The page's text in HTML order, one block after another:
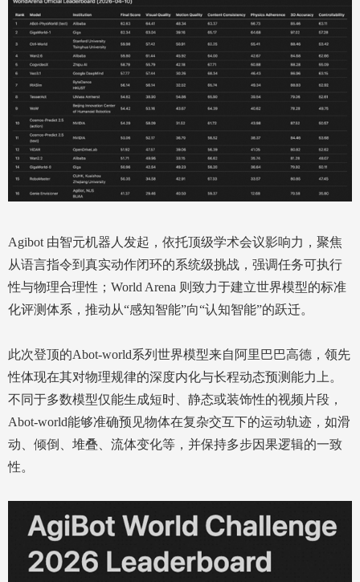
Agibot 由智元机器人发起，依托顶级学术会议影响力，聚焦
从语言指令到真实动作闭环的系统级挑战，强调任务可执行
性与物理合理性；World Arena 则致力于建立世界模型的标准
化评测体系，推动从“感知智能”向“认知智能”的跃迁。
此次登顶的Abot-world系列世界模型来自阿里巴巴高德，领先
性体现在其对物理规律的深度内化与长程动态预测能力上。
不同于多数模型仅能生成短时、静态或装饰性的视频片段，
Abot-world能够准确预见物体在复杂交互下的运动轨迹，如滑
动、倾倒、堆叠、流体变化等，并保持多步因果逻辑的一致
性。